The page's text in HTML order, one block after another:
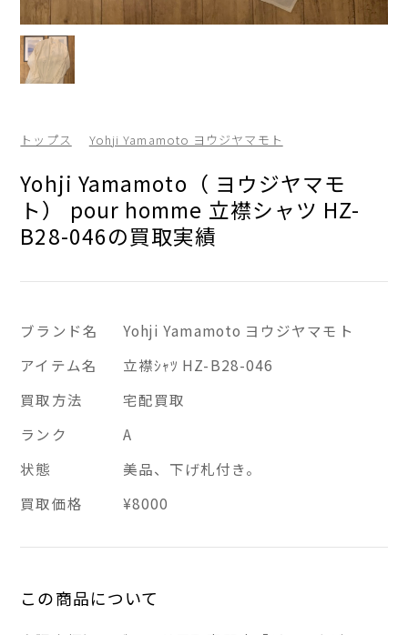
トップス Yohji Yamamoto ヨウジヤマモト
Yohji Yamamoto（ ヨウジヤマモ
ト） pour homme 立襟シャツ HZ-
B28-046の買取実績
ブランド名
Yohji Yamamoto ヨウジヤマモト
アイテム名
立襟ｼｬﾂ HZ-B28-046
買取方法
宅配買取
ランク
A
状態
美品、下げ札付き。
買取価格
¥8000
この商品について